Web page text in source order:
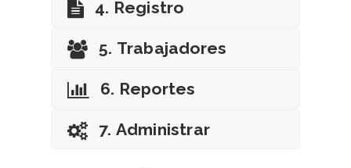
4. Registro
5. Trabajadores
6. Reportes
7. Administrar